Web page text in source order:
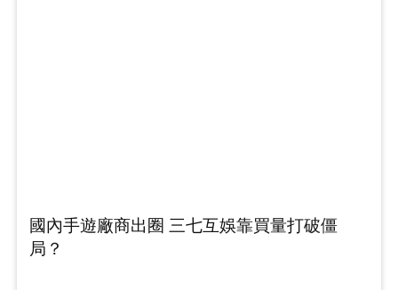
國內手遊廠商出圈 三七互娛靠買量打破僵
局？